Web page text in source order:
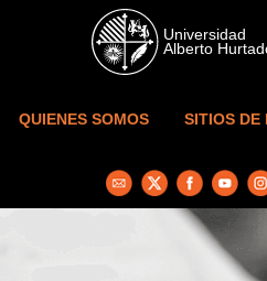
Skip to main content
QUIENES SOMOS SITIOS DE